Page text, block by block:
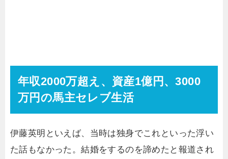
年収2000万超え、資産1億円、3000
万円の馬主セレブ生活
伊藤英明といえば、当時は独身でこれといった浮い
た話もなかった。結婚をするのを諦めたと報道され